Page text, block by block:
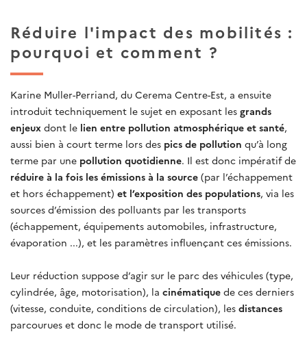
Réduire l'impact des mobilités :
pourquoi et comment ?
Karine Muller-Perriand, du Cerema Centre-Est, a ensuite
introduit techniquement le sujet en exposant les grands
enjeux dont le lien entre pollution atmosphérique et santé,
aussi bien à court terme lors des pics de pollution qu’à long
terme par une pollution quotidienne. Il est donc impératif de
réduire à la fois les émissions à la source (par l’échappement
et hors échappement) et l’exposition des populations, via les
sources d’émission des polluants par les transports
(échappement, équipements automobiles, infrastructure,
évaporation ...), et les paramètres influençant ces émissions.
Leur réduction suppose d’agir sur le parc des véhicules (type,
cylindrée, âge, motorisation), la cinématique de ces derniers
(vitesse, conduite, conditions de circulation), les distances
parcourues et donc le mode de transport utilisé.